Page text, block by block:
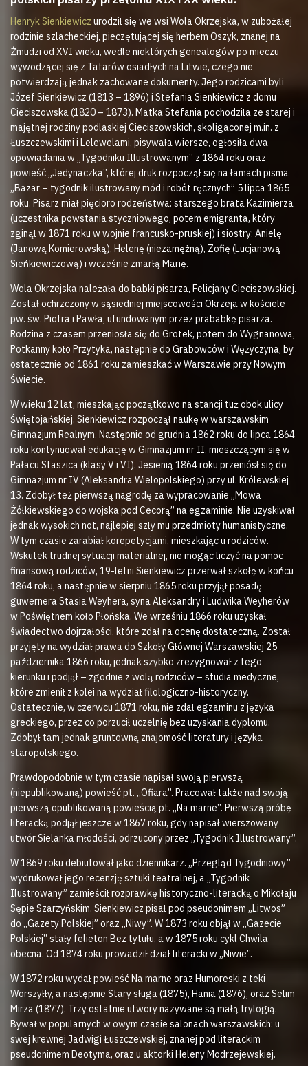
Henryk Sienkiewicz urodził się we wsi Wola Okrzejska, w zubożałej
rodzinie szlacheckiej, pieczętującej się herbem Oszyk, znanej na
Żmudzi od XVI wieku, wedle niektórych genealogów po mieczu
wywodzącej się z Tatarów osiadłych na Litwie, czego nie
potwierdzają jednak zachowane dokumenty. Jego rodzicami byli
Józef Sienkiewicz (1813 – 1896) i Stefania Sienkiewicz z domu
Cieciszowska (1820 – 1873). Matka Stefania pochodziła ze starej i
majętnej rodziny podlaskiej Cieciszowskich, skoligaconej m.in. z
Łuszczewskimi i Lelewelami, pisywała wiersze, ogłosiła dwa
opowiadania w „Tygodniku Illustrowanym” z 1864 roku oraz
powieść „Jedynaczka”, której druk rozpoczął się na łamach pisma
„Bazar – tygodnik ilustrowany mód i robót ręcznych” 5 lipca 1865
roku. Pisarz miał pięcioro rodzeństwa: starszego brata Kazimierza
(uczestnika powstania styczniowego, potem emigranta, który
zginął w 1871 roku w wojnie francusko-pruskiej) i siostry: Anielę
(Janową Komierowską), Helenę (niezamężną), Zofię (Lucjanową
Sieńkiewiczową) i wcześnie zmarłą Marię.
Wola Okrzejska należała do babki pisarza, Felicjany Cieciszowskiej.
Został ochrzczony w sąsiedniej miejscowości Okrzeja w kościele
pw. św. Piotra i Pawła, ufundowanym przez prababkę pisarza.
Rodzina z czasem przeniosła się do Grotek, potem do Wygnanowa,
Potkanny koło Przytyka, następnie do Grabowców i Wężyczyna, by
ostatecznie od 1861 roku zamieszkać w Warszawie przy Nowym
Świecie.
W wieku 12 lat, mieszkając początkowo na stancji tuż obok ulicy
Świętojańskiej, Sienkiewicz rozpoczął naukę w warszawskim
Gimnazjum Realnym. Następnie od grudnia 1862 roku do lipca 1864
roku kontynuował edukację w Gimnazjum nr II, mieszczącym się w
Pałacu Staszica (klasy V i VI). Jesienią 1864 roku przeniósł się do
Gimnazjum nr IV (Aleksandra Wielopolskiego) przy ul. Królewskiej
13. Zdobył też pierwszą nagrodę za wypracowanie „Mowa
Żółkiewskiego do wojska pod Cecorą” na egzaminie. Nie uzyskiwał
jednak wysokich not, najlepiej szły mu przedmioty humanistyczne.
W tym czasie zarabiał korepetycjami, mieszkając u rodziców.
Wskutek trudnej sytuacji materialnej, nie mogąc liczyć na pomoc
finansową rodziców, 19-letni Sienkiewicz przerwał szkołę w końcu
1864 roku, a następnie w sierpniu 1865 roku przyjął posadę
guwernera Stasia Weyhera, syna Aleksandry i Ludwika Weyherów
w Poświętnem koło Płońska. We wrześniu 1866 roku uzyskał
świadectwo dojrzałości, które zdał na ocenę dostateczną. Został
przyjęty na wydział prawa do Szkoły Głównej Warszawskiej 25
października 1866 roku, jednak szybko zrezygnował z tego
kierunku i podjął – zgodnie z wolą rodziców – studia medyczne,
które zmienił z kolei na wydział filologiczno-historyczny.
Ostatecznie, w czerwcu 1871 roku, nie zdał egzaminu z języka
greckiego, przez co porzucił uczelnię bez uzyskania dyplomu.
Zdobył tam jednak gruntowną znajomość literatury i języka
staropolskiego.
Prawdopodobnie w tym czasie napisał swoją pierwszą
(niepublikowaną) powieść pt. „Ofiara”. Pracował także nad swoją
pierwszą opublikowaną powieścią pt. „Na marne”. Pierwszą próbę
literacką podjął jeszcze w 1867 roku, gdy napisał wierszowany
utwór Sielanka młodości, odrzucony przez „Tygodnik Illustrowany”.
W 1869 roku debiutował jako dziennikarz. „Przegląd Tygodniowy”
wydrukował jego recenzję sztuki teatralnej, a „Tygodnik
Ilustrowany” zamieścił rozprawkę historyczno-literacką o Mikołaju
Sępie Szarzyńskim. Sienkiewicz pisał pod pseudonimem „Litwos”
do „Gazety Polskiej” oraz „Niwy”. W 1873 roku objął w „Gazecie
Polskiej” stały felieton Bez tytułu, a w 1875 roku cykl Chwila
obecna. Od 1874 roku prowadził dział literacki w „Niwie”.
W 1872 roku wydał powieść Na marne oraz Humoreski z teki
Worszyłły, a następnie Stary sługa (1875), Hania (1876), oraz Selim
Mirza (1877). Trzy ostatnie utwory nazywane są małą trylogią.
Bywał w popularnych w owym czasie salonach warszawskich: u
swej krewnej Jadwigi Łuszczewskiej, znanej pod literackim
pseudonimem Deotyma, oraz u aktorki Heleny Modrzejewskiej.